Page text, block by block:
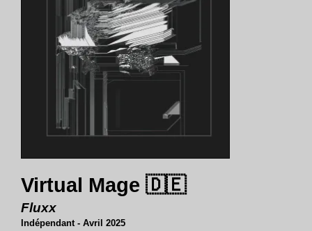
Virtual Mage 🇩🇪
Fluxx
Indépendant - Avril 2025